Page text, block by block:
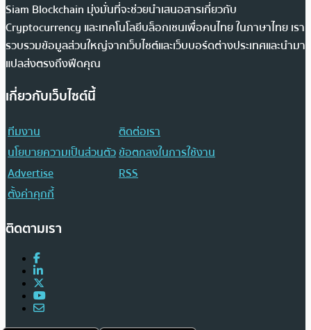
Siam Blockchain มุ่งมั่นที่จะช่วยนำเสนอสารเกี่ยวกับ
Cryptocurrency และเทคโนโลยีบล็อกเชนเพื่อคนไทย ในภาษาไทย เรา
รวบรวมข้อมูลส่วนใหญ่จากเว็บไซต์และเว็บบอร์ดต่างประเทศและนำมา
แปลส่งตรงถึงฟีดคุณ
เกี่ยวกับเว็บไซต์นี้
ทีมงาน
ติดต่อเรา
นโยบายความเป็นส่วนตัวข้อตกลงในการใช้งาน
Advertise
RSS
ตั้งค่าคุกกี้
ติดตามเรา